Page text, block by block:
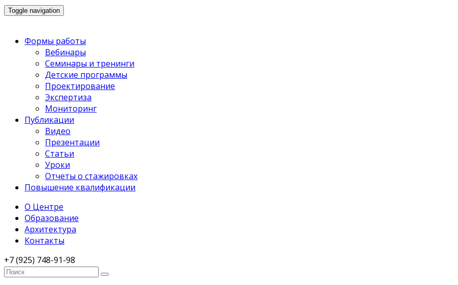
Toggle navigation
Формы работы
Вебинары
Семинары и тренинги
Детские программы
Проектирование
Экспертиза
Мониторинг
Публикации
Видео
Презентации
Статьи
Уроки
Отчеты о стажировках
Повышение квалификации
О Центре
Образование
Архитектура
Контакты
+7 (925) 748-91-98